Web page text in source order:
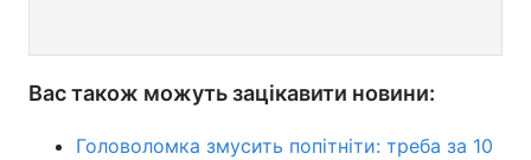
Вас також можуть зацікавити новини:
Головоломка змусить попітніти: треба за 10